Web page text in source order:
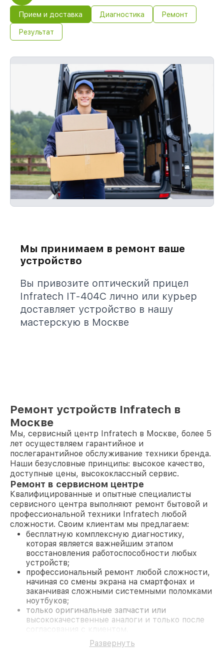
Прием и доставка Диагностика Ремонт
Результат
Мы принимаем в ремонт ваше
устройство
Вы привозите оптический прицел
Infratech IT-404C лично или курьер
доставляет устройство в нашу
мастерскую в Москве
Ремонт устройств Infratech в
Москве
Мы, сервисный центр Infratech в Москве, более 5
лет осуществляем гарантийное и
послегарантийное обслуживание техники бренда.
Наши безусловные принципы: высокое качество,
доступные цены, высококлассный сервис.
Ремонт в сервисном центре
Квалифицированные и опытные специалисты
сервисного центра выполняют ремонт бытовой и
профессиональной техники Infratech любой
сложности. Своим клиентам мы предлагаем:
бесплатную комплексную диагностику,
которая является важнейшим этапом
восстановления работоспособности любых
устройств;
профессиональный ремонт любой сложности,
начиная со смены экрана на смартфонах и
заканчивая сложными системными поломками
ноутбуков;
только оригинальные запчасти или
высококачественные аналоги и только после
согласования с клиентом.
На все работы и замененные комплектующие
предоставляется длительная гарантия. В случае
Развернуть